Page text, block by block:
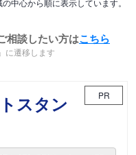
中心から順に表示しています。
相談したい方はこちら
に遷移します
スタン
PR